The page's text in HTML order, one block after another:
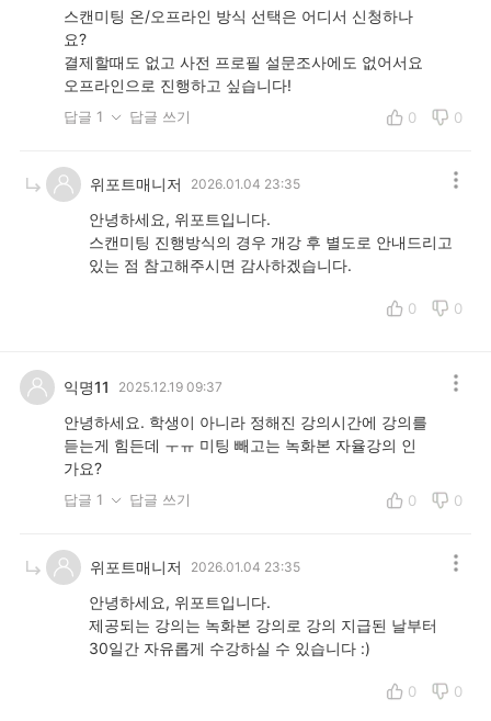
스캔미팅 온/오프라인 방식 선택은 어디서 신청하나
요?
결제할때도 없고 사전 프로필 설문조사에도 없어서요
오프라인으로 진행하고 싶습니다!
답글 1 답글 쓰기 0 0
위포트매니저 2026.01.04 23:35
안녕하세요, 위포트입니다.
스캔미팅 진행방식의 경우 개강 후 별도로 안내드리고
있는 점 참고해주시면 감사하겠습니다.
0 0
익명11 2025.12.19 09:37
안녕하세요. 학생이 아니라 정해진 강의시간에 강의를
듣는게 힘든데 ㅜㅠ 미팅 빼고는 녹화본 자율강의 인
가요?
답글 1 답글 쓰기 0 0
위포트매니저 2026.01.04 23:35
안녕하세요, 위포트입니다.
제공되는 강의는 녹화본 강의로 강의 지급된 날부터
30일간 자유롭게 수강하실 수 있습니다 :)
0 0